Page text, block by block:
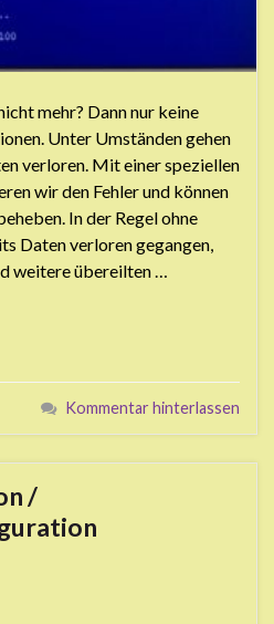
mehr? Dann nur keine
Unter Umständen gehen
verloren. Mit einer speziellen
wir den Fehler und können
In der Regel ohne
Daten verloren gegangen,
weitere übereilten …
Kommentar hinterlassen
/